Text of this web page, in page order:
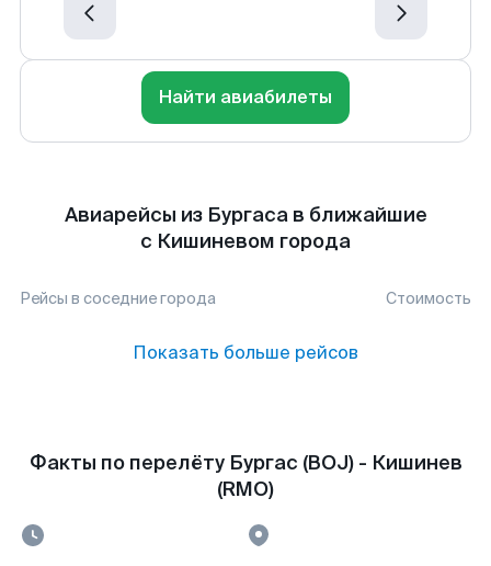
Найти авиабилеты
Авиарейсы из Бургаса в ближайшие
с Кишиневом города
Рейсы в соседние города Стоимость
Показать больше рейсов
Факты по перелёту Бургас (BOJ) - Кишинев
(RMO)